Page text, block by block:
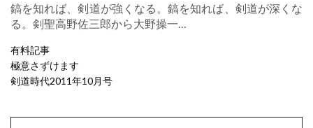
鎬を知れば、剣道が強くなる。鎬を知れば、剣道が深くな
る。剣聖高野佐三郎から大野操一…
有料記事
極意さずけます
剣道時代2011年10月号